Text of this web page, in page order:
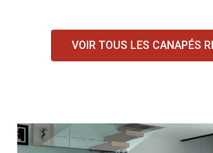
VOIR TOUS LES CANAPÉS